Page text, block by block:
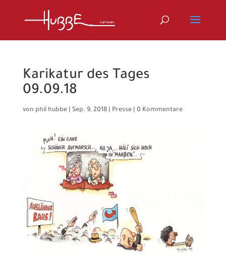
Karikatur des Tages
09.09.18
von phil hubbe| Sep. 9, 2018| Presse| 0 Kommentare